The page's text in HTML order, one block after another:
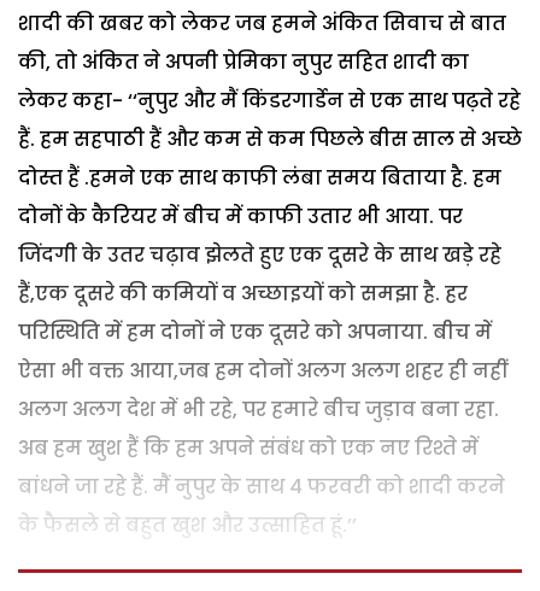
शादी की खबर को लेकर जब हमने अंकित सिवाच से बात
की, तो अंकित ने अपनी प्रेमिका नुपुर सहित शादी का
लेकर कहा- ‘‘नुपुर और मैं किंडरगार्डेन से एक साथ पढ़ते रहे
हैं. हम सहपाठी हैं और कम से कम पिछले बीस साल से अच्छे
दोस्त हैं .हमने एक साथ काफी लंबा समय बिताया है. हम
दोनों के कैरियर में बीच में काफी उतार भी आया. पर
जिंदगी के उतर चढ़ाव झेलते हुए एक दूसरे के साथ खड़े रहे
हैं,एक दूसरे की कमियों व अच्छाइयों को समझा है. हर
परिस्थिति में हम दोनों ने एक दूसरे को अपनाया. बीच में
ऐसा भी वक्त आया,जब हम दोनों अलग अलग शहर ही नहीं
अलग अलग देश में भी रहे, पर हमारे बीच जुड़ाव बना रहा.
अब हम खुश हैं कि हम अपने संबंध को एक नए रिश्ते में
बांधने जा रहे हैं. मैं नुपुर के साथ 4 फरवरी को शादी करने
के फैसले से बहुत खुश और उत्साहित हूं.’’